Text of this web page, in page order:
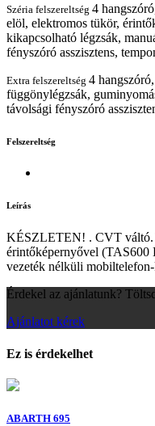
Széria felszereltség 4
elöl, elektromos tükör,
kikapcsolható légzsák,
fényszóró asszisztens,
Extra felszereltség 4
függönylégzsák,
távolsági fényszóró
Felszereltség
Leírás
KÉSZLETEN! . CVT váltó.
érintőképernyővel (TAS600
vezeték nélküli
Érdekel az ajánlatunk?
Ajánlatot kérek
Ez is érdekelhet
ABARTH 695